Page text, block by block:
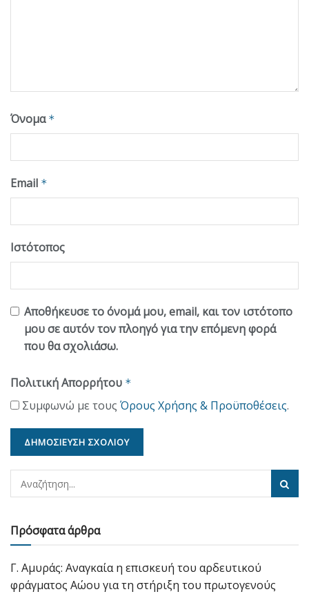
Όνομα *
Email *
Ιστότοπος
Αποθήκευσε το όνομά μου, email, και τον ιστότοπο
μου σε αυτόν τον πλοηγό για την επόμενη φορά
που θα σχολιάσω.
Πολιτική Απορρήτου *
Συμφωνώ με τους Όρους Χρήσης & Προϋποθέσεις.
Πρόσφατα άρθρα
Γ. Αμυράς: Αναγκαία η επισκευή του αρδευτικού
φράγματος Αώου για τη στήριξη του πρωτογενούς